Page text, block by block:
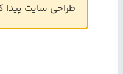
طراحی سایت پیدا